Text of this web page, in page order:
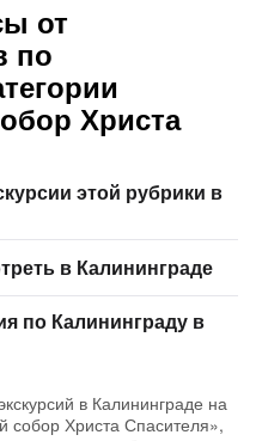
от
по
Христа
этой рубрики в
в Калининграде
по Калининграду в
в Калининграде на
Христа Спасителя»,